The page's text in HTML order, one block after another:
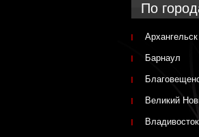
По
Архангельск
Барнаул
Великий
Владивосток